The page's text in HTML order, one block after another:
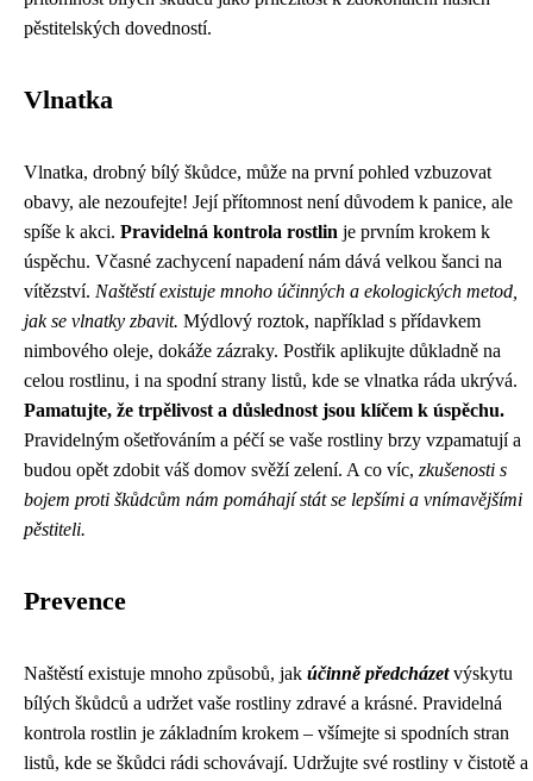
pěstitelských dovedností.
Vlnatka
Vlnatka, drobný bílý škůdce, může na první pohled vzbuzovat
obavy, ale nezoufejte! Její přítomnost není důvodem k panice, ale
spíše k akci. Pravidelná kontrola rostlin je prvním krokem k
úspěchu. Včasné zachycení napadení nám dává velkou šanci na
vítězství. Naštěstí existuje mnoho účinných a ekologických metod,
jak se vlnatky zbavit. Mýdlový roztok, například s přídavkem
nimbového oleje, dokáže zázraky. Postřik aplikujte důkladně na
celou rostlinu, i na spodní strany listů, kde se vlnatka ráda ukrývá.
Pamatujte, že trpělivost a důslednost jsou klíčem k úspěchu.
Pravidelným ošetřováním a péčí se vaše rostliny brzy vzpamatují a
budou opět zdobit váš domov svěží zelení. A co víc, zkušenosti s
bojem proti škůdcům nám pomáhají stát se lepšími a vnímavějšími
pěstiteli.
Prevence
Naštěstí existuje mnoho způsobů, jak účinně předcházetvýskytu
bílých škůdců a udržet vaše rostliny zdravé a krásné. Pravidelná
kontrola rostlin je základním krokem – všímejte si spodních stran
listů, kde se škůdci rádi schovávají. Udržujte své rostliny v čistotě a